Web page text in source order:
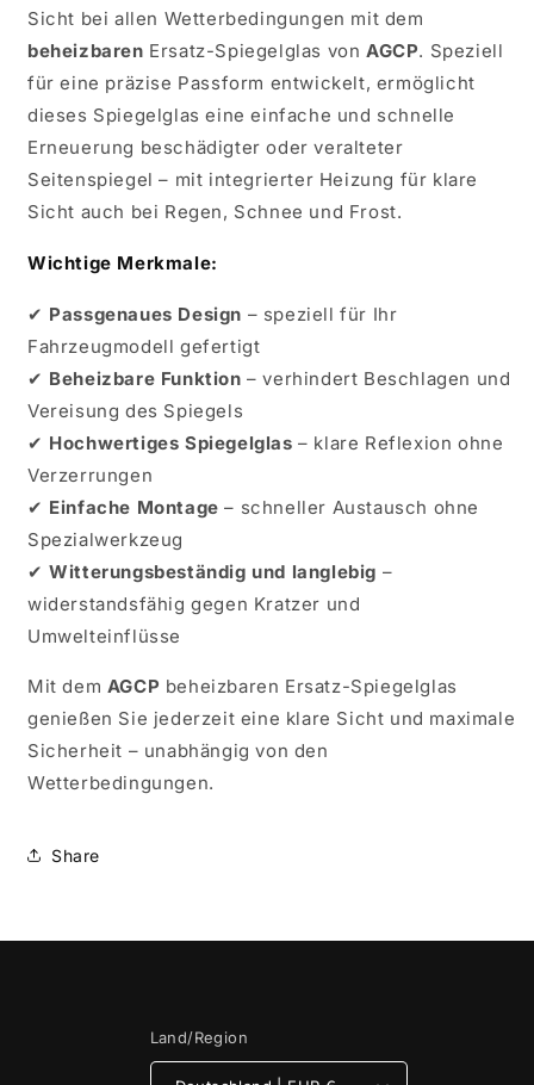
2016
2016
Sicht bei allen Wetterbedingungen mit dem
beheizbaren Ersatz-Spiegelglas vonAGCP. Speziell
für eine präzise Passform entwickelt, ermöglicht
dieses Spiegelglas eine einfache und schnelle
Erneuerung beschädigter oder veralteter
Seitenspiegel – mit integrierter Heizung für klare
Sicht auch bei Regen, Schnee und Frost.
Wichtige Merkmale:
✔ Passgenaues Design – speziell für Ihr
Fahrzeugmodell gefertigt
✔ Beheizbare Funktion – verhindert Beschlagen und
Vereisung des Spiegels
✔ Hochwertiges Spiegelglas – klare Reflexion ohne
Verzerrungen
✔ Einfache Montage – schneller Austausch ohne
Spezialwerkzeug
✔Witterungsbeständig und langlebig –
widerstandsfähig gegen Kratzer und
Umwelteinflüsse
Mit dem AGCP beheizbaren Ersatz-Spiegelglas
genießen Sie jederzeit eine klare Sicht und maximale
Sicherheit – unabhängig von den
Wetterbedingungen.
Share
Land/Region